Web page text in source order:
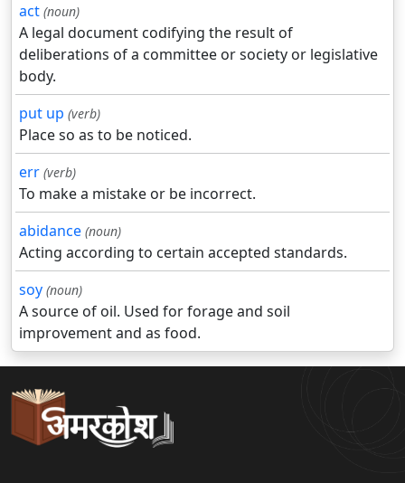
act (noun)
A legal document codifying the result of
deliberations of a committee or society or legislative
body.
put up (verb)
Place so as to be noticed.
err (verb)
To make a mistake or be incorrect.
abidance (noun)
Acting according to certain accepted standards.
soy (noun)
A source of oil. Used for forage and soil
improvement and as food.